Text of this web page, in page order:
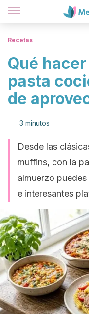
Recetas
Qué
pasta
de
3 minutos
Desde las
muffins, con la
almuerzo
e interesantes